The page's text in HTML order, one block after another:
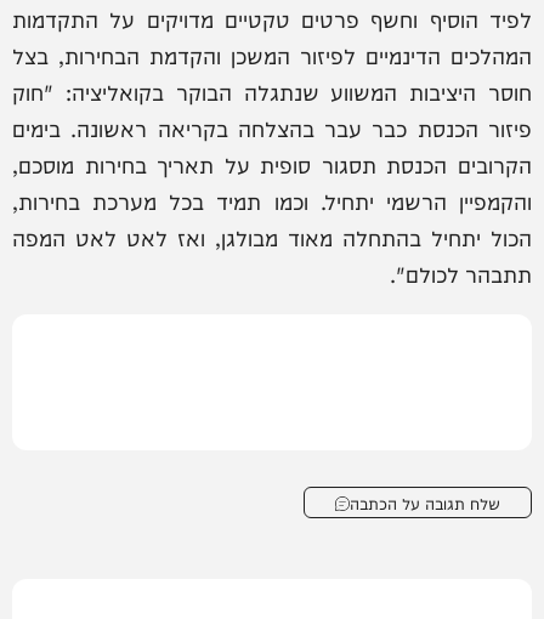
לפיד הוסיף וחשף פרטים טקטיים מדויקים על התקדמות
המהלכים הדינמיים לפיזור המשכן והקדמת הבחירות, בצל
חוסר היציבות המשווע שנתגלה הבוקר בקואליציה: "חוק
פיזור הכנסת כבר עבר בהצלחה בקריאה ראשונה. בימים
הקרובים הכנסת תסגור סופית על תאריך בחירות מוסכם,
והקמפיין הרשמי יתחיל. וכמו תמיד בכל מערכת בחירות,
הכול יתחיל בהתחלה מאוד מבולגן, ואז לאט לאט המפה
תתבהר לכולם".
שלח תגובה על הכתבה